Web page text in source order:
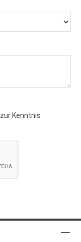
zur Kenntnis